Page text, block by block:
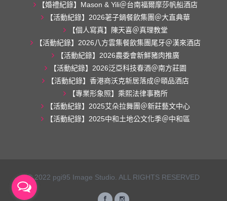
【婚禮紀錄】Mason & Yili＠台南福爾摩莎帆船酒店
【活動紀錄】2026荖子鍋餐飲集團＠大直典華
【個人寫真】陳天喜＠真理教堂
【活動紀錄】2026八方雲集餐飲集團尾牙＠漢來酒店
【活動紀錄】2026農委會新鮮豬肉推廣
【活動紀錄】2026泛亞科技春酒＠南方莊園
【活動紀錄】香港商沃克新居落成＠頤品酒店
【專業形象照】乘熙法律事務所
【活動紀錄】2025艾朵拉舞團＠新莊藝文中心
【活動紀錄】2025中和土地公文化季＠中和區
© 2022 pgi95 Image Studio. ALL RIGHTS RESERVED